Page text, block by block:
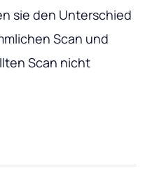
sie den Unterschied
Scan und
Scan nicht